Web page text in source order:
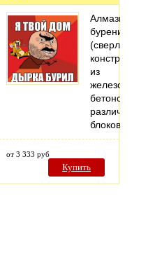
Алмазное
бурение
(сверление)
конструкций
из
железобетонов,
бетонов,
различных
блоков
от 3 333 руб
Купить